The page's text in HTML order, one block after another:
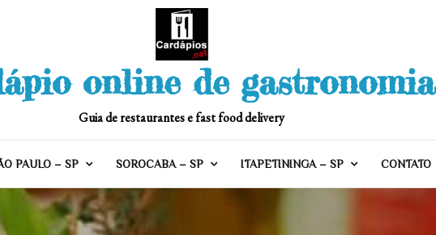
online de gastronomia
Guia de restaurantes e fast food delivery
PAULO – SP SOROCABA – SP ITAPETININGA – SP CONTATO